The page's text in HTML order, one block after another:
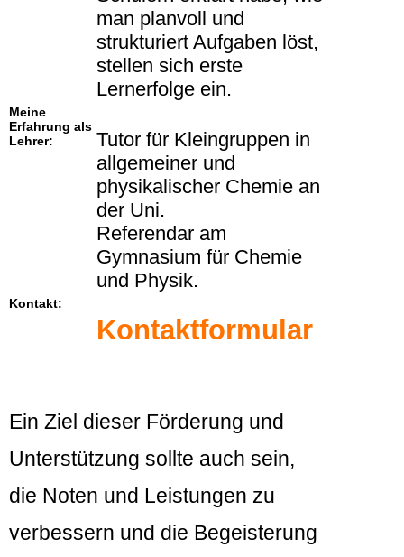
man planvoll und
strukturiert Aufgaben löst,
stellen sich erste
Lernerfolge ein.
Meine
Erfahrung als
Lehrer:
Tutor für Kleingruppen in
allgemeiner und
physikalischer Chemie an
der Uni.
Referendar am
Gymnasium für Chemie
und Physik.
Kontakt:
Kontaktformular
Ein Ziel dieser Förderung und
Unterstützung sollte auch sein,
die Noten und Leistungen zu
verbessern und die Begeisterung